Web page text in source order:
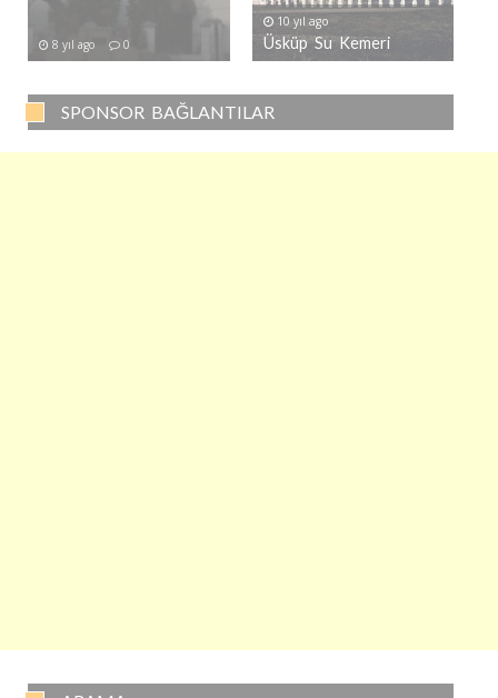
8 yıl ago 0
10 yıl ago
Üsküp Su Kemeri
SPONSOR BAĞLANTILAR